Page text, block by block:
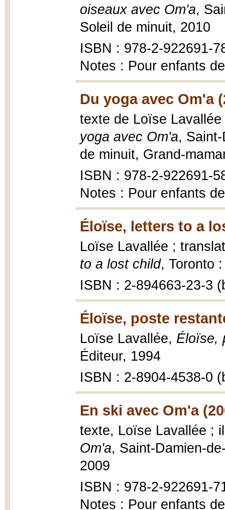
oiseaux avec Om'a,
Soleil de minuit, 2010
ISBN : 978-2-922691-
Notes : Pour enfants
Du yoga avec Om'a
texte de Loïse
yoga avec Om'a,
de minuit, Grand-
ISBN : 978-2-922691-
Notes : Pour enfants
Éloïse, letters to a
Loïse Lavallée ;
to a lost child, Toronto
ISBN : 2-894663-23-3
Éloïse, poste
Loïse Lavallée, Éloïse,
Éditeur, 1994
ISBN : 2-8904-4538-0
En ski avec Om'a
texte, Loïse Lavallée ;
Om'a, Saint-Damien-
2009
ISBN : 978-2-922691-
Notes : Pour enfants